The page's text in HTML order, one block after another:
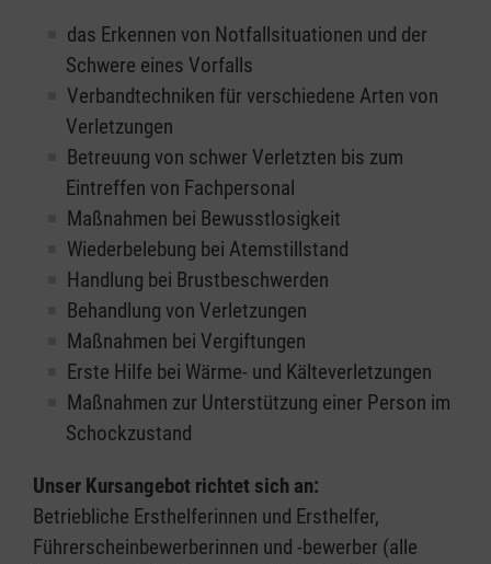
das Erkennen von Notfallsituationen und der
Schwere eines Vorfalls
Verbandtechniken für verschiedene Arten von
Verletzungen
Betreuung von schwer Verletzten bis zum
Eintreffen von Fachpersonal
Maßnahmen bei Bewusstlosigkeit
Wiederbelebung bei Atemstillstand
Handlung bei Brustbeschwerden
Behandlung von Verletzungen
Maßnahmen bei Vergiftungen
Erste Hilfe bei Wärme- und Kälteverletzungen
Maßnahmen zur Unterstützung einer Person im
Schockzustand
Unser Kursangebot richtet sich an:
Betriebliche Ersthelferinnen und Ersthelfer,
Führerscheinbewerberinnen und -bewerber (alle